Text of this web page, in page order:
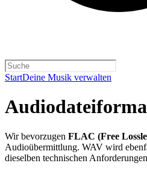
StartDeine Musik verwalten
Wir bevorzugen FLAC (Free
Audioübermittlung. WAV wird
dieselben technischen